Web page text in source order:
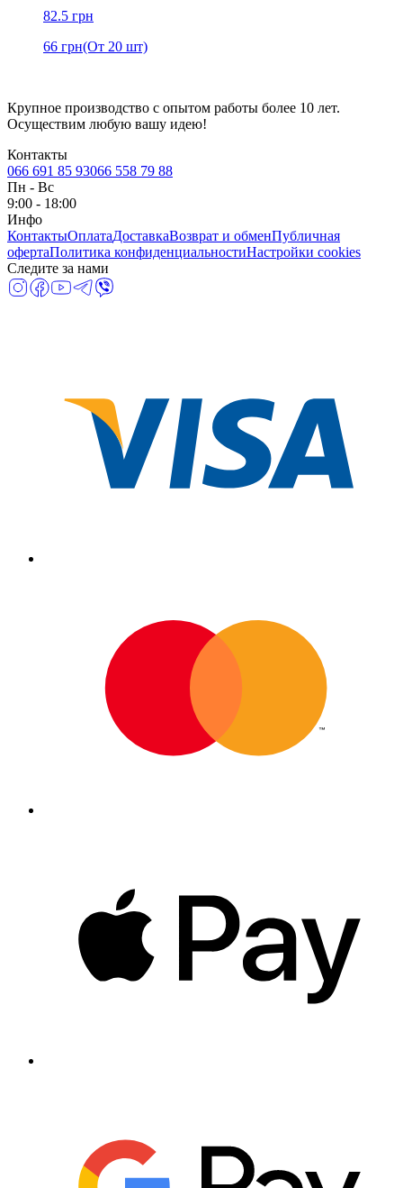
82.5 грн
66 грн(От 20 шт)
Крупное производство с опытом работы более 10 лет.
Осуществим любую вашу идею!
Контакты
066 691 85 93066 558 79 88
Пн - Вс
9:00 - 18:00
Инфо
КонтактыОплатаДоставкаВозврат и обменПубличная
офертаПолитика конфиденциальностиНастройки cookies
Следите за нами